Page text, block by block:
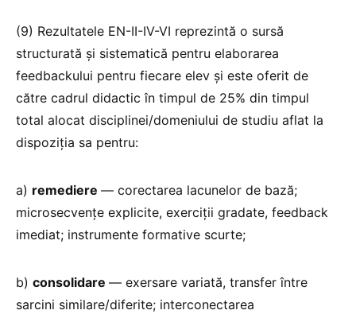
(9) Rezultatele EN-II-IV-VI reprezintă o sursă
structurată și sistematică pentru elaborarea
feedbackului pentru fiecare elev și este oferit de
către cadrul didactic în timpul de 25% din timpul
total alocat disciplinei/domeniului de studiu aflat la
dispoziția sa pentru:
a) remediere — corectarea lacunelor de bază;
microsecvențe explicite, exerciții gradate, feedback
imediat; instrumente formative scurte;
b) consolidare — exersare variată, transfer între
sarcini similare/diferite; interconectarea